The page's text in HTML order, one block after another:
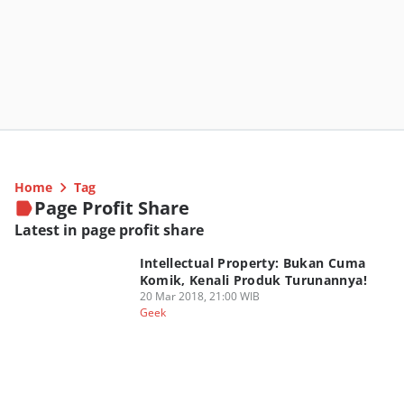
Home Tag
Page Profit Share
Latest in page profit share
Intellectual Property: Bukan Cuma
Komik, Kenali Produk Turunannya!
20 Mar 2018, 21:00 WIB
Geek